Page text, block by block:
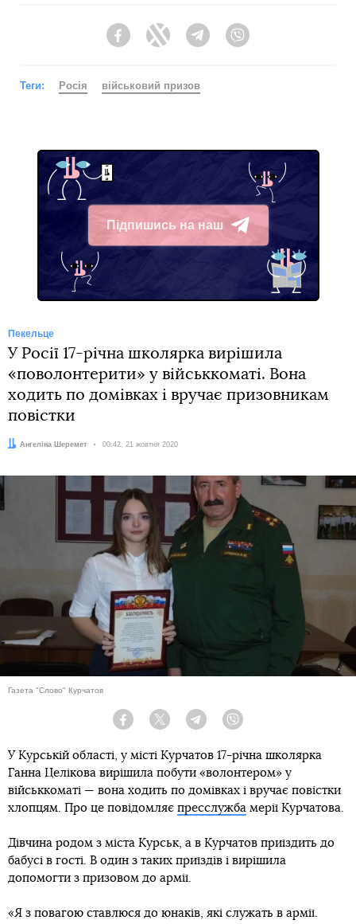
FacebookTwitter Telegram
Теги: Росія військовий призов
Підпишись на наш
Telegram
Пекельце
У Росії 17-річна школярка вирішила
«поволонтерити» у військкоматі. Вона
ходить по домівках і вручає призовникам
повістки
Автор:
Ангеліна Шеремет Дата:
00:42, 21 жовтня 2020
Газета "Слово" Курчатов
Facebook Twitter Telegram
У Курській області, у місті Курчатов 17-річна школярка
Ганна Целікова вирішила побути «волонтером» у
військкоматі — вона ходить по домівках і вручає повістки
хлопцям. Про це повідомляє пресслужба мерії Курчатова.
Дівчина родом з міста Курськ, а в Курчатов приїздить до
бабусі в гості. В один з таких приїздів і вирішила
допомогти з призовом до армії.
«Я з повагою ставлюся до юнаків, які служать в армії.